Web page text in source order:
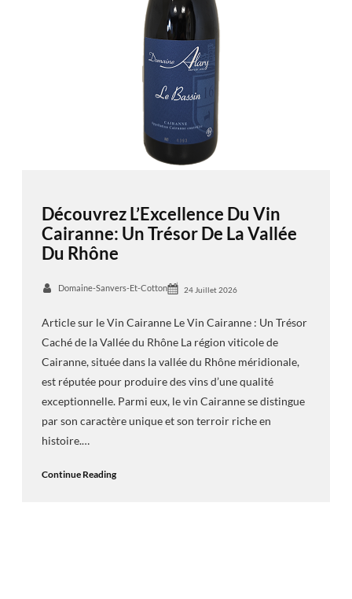
Découvrez L’Excellence Du Vin
Cairanne: Un Trésor De La Vallée
Du Rhône
Domaine-Sanvers-Et-Cotton 24 Juillet 2026
Article sur le Vin Cairanne Le Vin Cairanne : Un Trésor
Caché de la Vallée du Rhône La région viticole de
Cairanne, située dans la vallée du Rhône méridionale,
est réputée pour produire des vins d’une qualité
exceptionnelle. Parmi eux, le vin Cairanne se distingue
par son caractère unique et son terroir riche en
histoire.…
Continue Reading